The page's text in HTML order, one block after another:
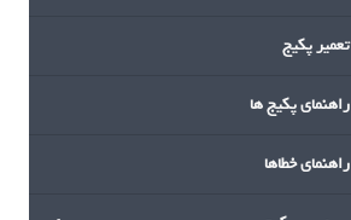
تعمیر پکیج
راهنمای پکیج ها
راهنمای خطاها